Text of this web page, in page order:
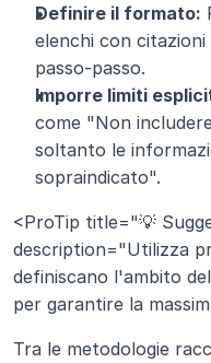
Definire il formato:
elenchi con
passo-passo.
Imporre limiti
come "Non
soltanto le
sopraindicato".
<ProTip title="💡
description="Utilizza
definiscano l'ambito
per garantire la
Tra le metodologie